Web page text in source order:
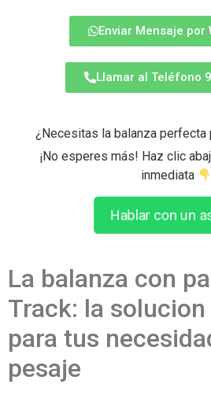
Enviar Mensaje por
Llamar al Teléfono
¿Necesitas la balanza perfecta
¡No esperes más! Haz clic
inmediata
Hablar con un
La balanza con
Track: la
para tus
pesaje